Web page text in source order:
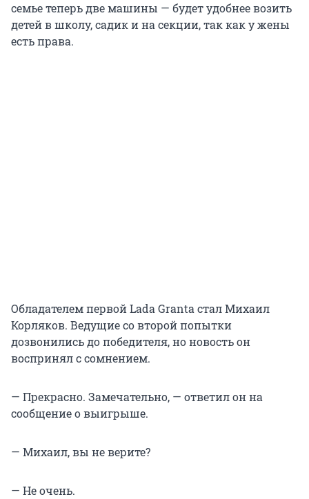
семье теперь две машины — будет удобнее возить
детей в школу, садик и на секции, так как у жены
есть права.
Обладателем первой Lada Granta стал Михаил
Корляков. Ведущие со второй попытки
дозвонились до победителя, но новость он
воспринял с сомнением.
— Прекрасно. Замечательно, — ответил он на
сообщение о выигрыше.
— Михаил, вы не верите?
— Не очень.